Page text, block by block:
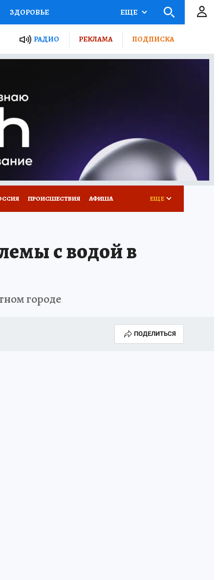
ЗДОРОВЬЕ
РОССИИ
ПУТЕВОДИТЕЛЬ
ПОТРЕБИТЕЛЯ
ЕЩЕ
РАДИО РЕКЛАМА ПОДПИСКА
ПРОИСШЕСТВИЯ АФИША ЕЩЕ
с водой в
городе
ПОДЕЛИТЬСЯ